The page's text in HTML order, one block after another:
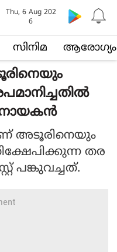
സിനിമ ആരോഗ്യം
Thu, 6 Aug 202
6
അടൂരിനെയും
തര
പങ്കുവച്ചത്.